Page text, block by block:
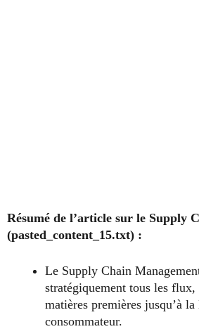
Résumé de l’article sur le Supply
(pasted_content_15.txt) :
Le Supply Chain
stratégiquement tous les flux,
matières premières jusqu’à
consommateur.